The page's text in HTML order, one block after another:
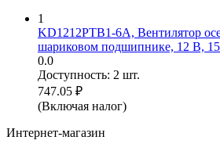
1
KD1212PTB1-6A, Вентилятор
шариковом подшипнике, 12 В,
0.0
Доступность: 2 шт.
747.05 ₽
(Включая налог)
Интернет-магазин